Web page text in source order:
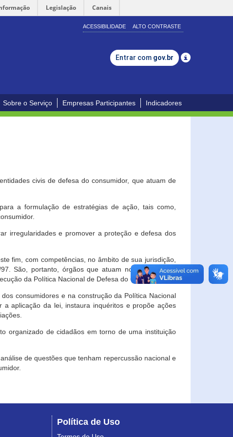
Legislação Canais
ACESSIBILIDADE ALTO CONTRASTE
Entrar com gov.br
Sobre o Serviço Empresas Participantes Indicadores
civis de defesa do consumidor, que atuam de
a formulação de estratégias de ação, tais como,
irregularidades e promover a proteção e defesa dos
fim, com competências, no âmbito de sua jurisdição,
São, portanto, órgãos que atuam no âmbito local,
da Política Nacional de Defesa do Consumidor.
consumidores e na construção da Política Nacional
a aplicação da lei, instaura inquéritos e propõe ações
organizado de cidadãos em torno de uma instituição
de questões que tenham repercussão nacional e
Política de Uso